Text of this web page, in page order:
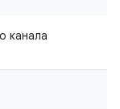
канала